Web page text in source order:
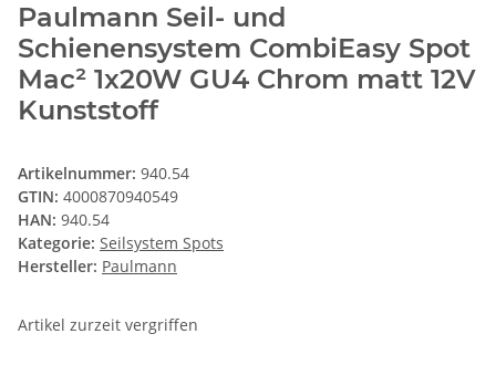
Paulmann Seil- und
Schienensystem CombiEasy Spot
Mac² 1x20W GU4 Chrom matt 12V
Kunststoff
Artikelnummer: 940.54
GTIN: 4000870940549
HAN: 940.54
Kategorie: Seilsystem Spots
Hersteller: Paulmann
Artikel zurzeit vergriffen